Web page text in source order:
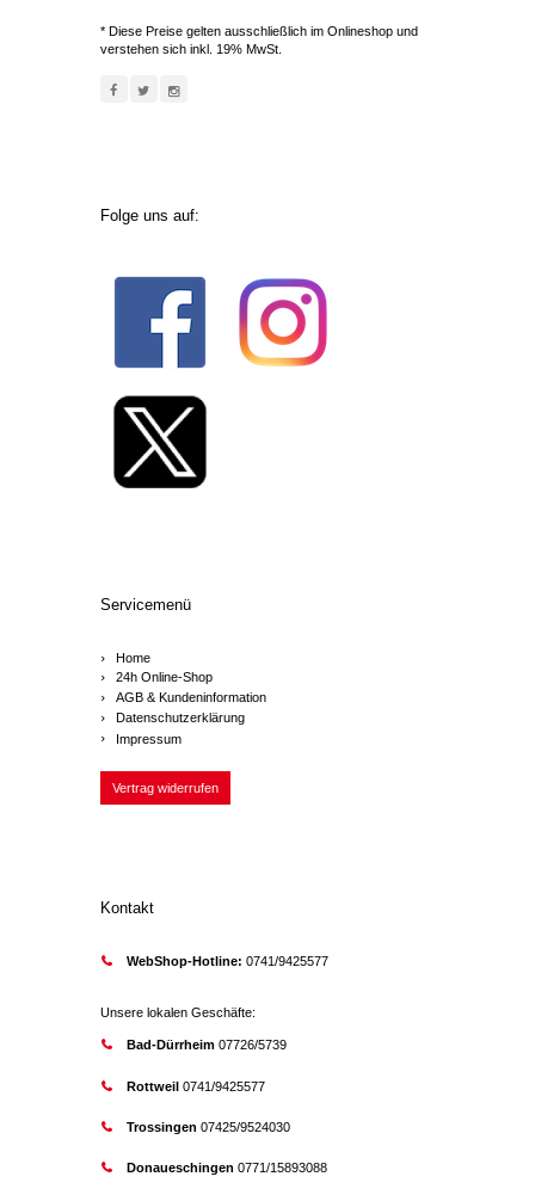
* Diese Preise gelten ausschließlich im Onlineshop und
verstehen sich inkl. 19% MwSt.
Folge uns auf:
Servicemenü
Home
24h Online-Shop
AGB & Kundeninformation
Datenschutzerklärung
Impressum
Vertrag widerrufen
Kontakt
WebShop-Hotline: 0741/9425577
Unsere lokalen Geschäfte:
Bad-Dürrheim07726/5739
Rottweil0741/9425577
Trossingen 07425/9524030
Donaueschingen 0771/15893088